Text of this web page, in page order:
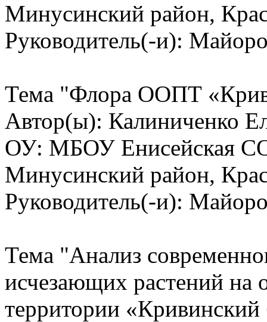
Минусинский район,
Руководитель(-и):
Тема "Флора ООПТ
Автор(ы): Калиниченко
ОУ: МБОУ Енисейская
Минусинский район,
Руководитель(-и):
Тема "Анализ
исчезающих растений на
территории